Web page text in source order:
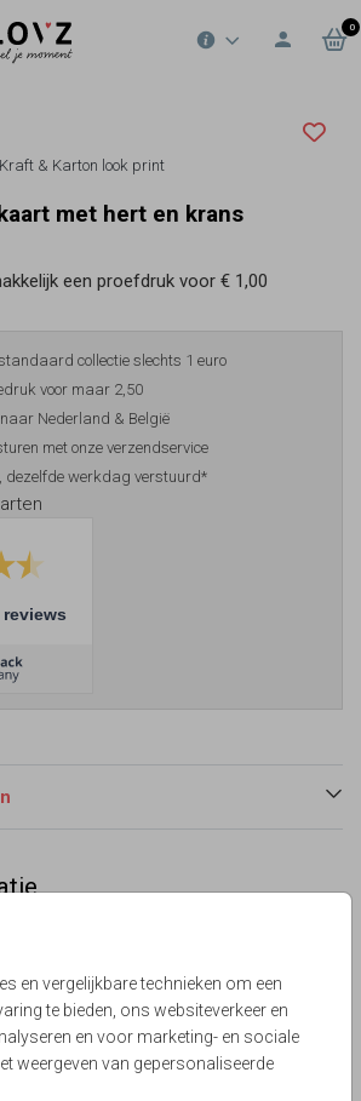
0
en vergelijkbare technieken om een
te bieden, ons websiteverkeer en
en voor marketing- en sociale
weergeven van gepersonaliseerde
Kraft & Karton look print
met hert en krans
een proefdruk voor € 1,00
collectie slechts 1 euro
voor maar 2,50
Nederland & België
met onze verzendservice
dezelfde werkdag verstuurd*
reviews